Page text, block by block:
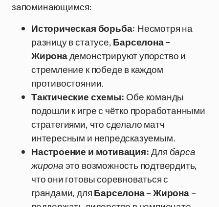
запоминающимся:
Историческая борьба: Несмотря на
разницу в статусе, Барселона –
Жиронадемонстрируют упорство и
стремление к победе в каждом
противостоянии.
Тактические схемы: Обе команды
подошли к игре с чётко проработанными
стратегиями, что сделало матч
интересным и непредсказуемым.
Настроение и мотивация:Для барса
жиронаэто возможность подтвердить,
что они готовы соревноваться с
грандами, дляБарселона – Жирона–